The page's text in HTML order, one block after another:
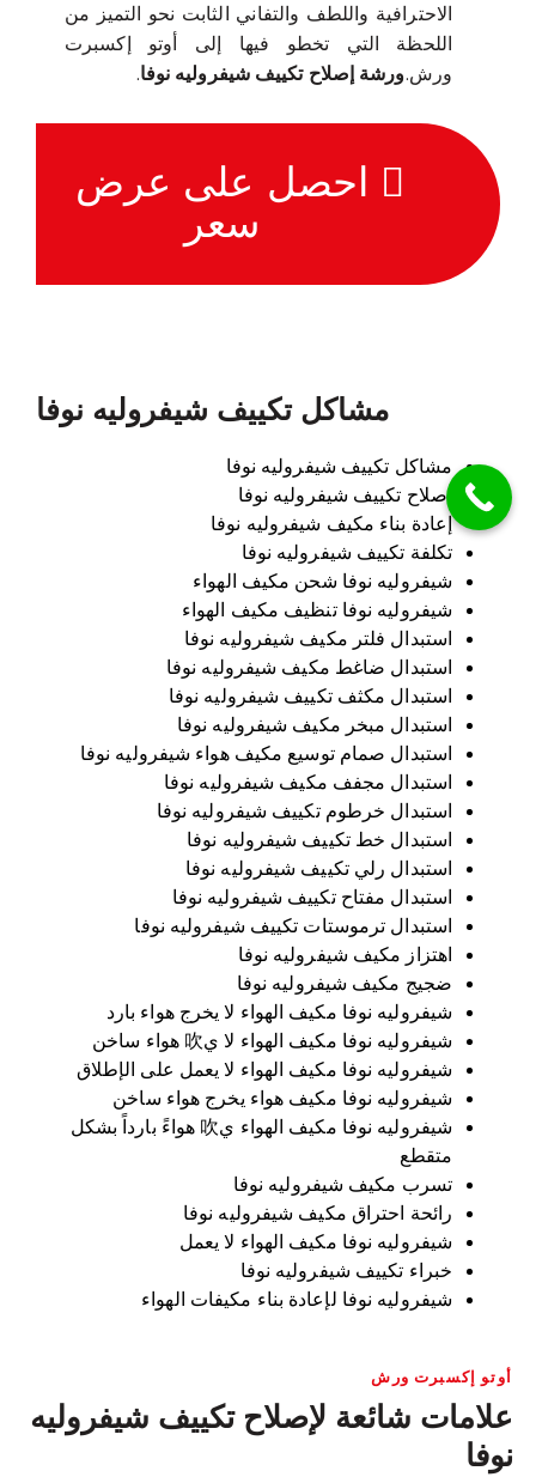
الاحترافية واللطف والتفاني الثابت نحو التميز من
اللحظة التي تخطو فيها إلى أوتو إكسبرت
ورش.ورشة إصلاح تكييف شيفروليه نوفا.
احصل على عرض
سعر
مشاكل تكييف شيفروليه نوفا
مشاكل تكييف شيفروليه نوفا
إصلاح تكييف شيفروليه نوفا
إعادة بناء مكيف شيفروليه نوفا
تكلفة تكييف شيفروليه نوفا
شيفروليه نوفا شحن مكيف الهواء
شيفروليه نوفا تنظيف مكيف الهواء
استبدال فلتر مكيف شيفروليه نوفا
استبدال ضاغط مكيف شيفروليه نوفا
استبدال مكثف تكييف شيفروليه نوفا
استبدال مبخر مكيف شيفروليه نوفا
استبدال صمام توسيع مكيف هواء شيفروليه نوفا
استبدال مجفف مكيف شيفروليه نوفا
استبدال خرطوم تكييف شيفروليه نوفا
استبدال خط تكييف شيفروليه نوفا
استبدال رلي تكييف شيفروليه نوفا
استبدال مفتاح تكييف شيفروليه نوفا
استبدال ترموستات تكييف شيفروليه نوفا
اهتزاز مكيف شيفروليه نوفا
ضجيج مكيف شيفروليه نوفا
شيفروليه نوفا مكيف الهواء لا يخرج هواء بارد
شيفروليه نوفا مكيف الهواء لا ي吹 هواء ساخن
شيفروليه نوفا مكيف الهواء لا يعمل على الإطلاق
شيفروليه نوفا مكيف هواء يخرج هواء ساخن
شيفروليه نوفا مكيف الهواء ي吹 هواءً بارداً بشكل
متقطع
تسرب مكيف شيفروليه نوفا
رائحة احتراق مكيف شيفروليه نوفا
شيفروليه نوفا مكيف الهواء لا يعمل
خبراء تكييف شيفروليه نوفا
شيفروليه نوفا لإعادة بناء مكيفات الهواء
أوتو إكسبرت ورش
علامات شائعة لإصلاح تكييف شيفروليه
نوفا